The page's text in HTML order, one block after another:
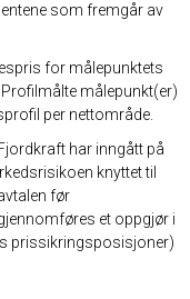
som fremgår av
for målepunktets
målepunkt(er)
per nettområde.
har inngått på
knyttet til
før
et oppgjør i
prissikringsposisjoner)